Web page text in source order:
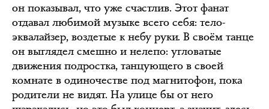
он показывал, что уже счастлив. Этот фанат
отдавал любимой музыке всего себя: тело-
эквалайзер, воздетые к небу руки. В своём танце
он выглядел смешно и нелепо: угловатые
движения подростка, танцующего в своей
комнате в одиночестве под магнитофон, пока
родители не видят. На улице бы от него